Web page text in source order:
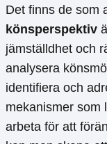
Det finns de som
könsperspektiv
jämställdhet och
analysera
identifiera och
mekanismer som
arbeta för att